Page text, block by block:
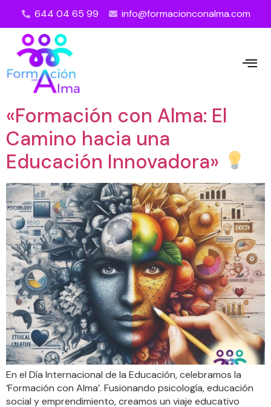
644 04 65 99 info@formacionconalma.com
«Formación con Alma: El
Camino hacia una
Educación Innovadora»
En el Día Internacional de la Educación, celebramos la
‘Formación con Alma’. Fusionando psicología, educación
social y emprendimiento, creamos un viaje educativo